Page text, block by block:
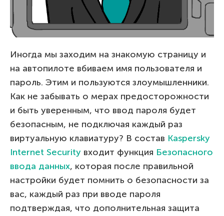
Иногда мы заходим на знакомую страницу и
на автопилоте вбиваем имя пользователя и
пароль. Этим и пользуются злоумышленники.
Как не забывать о мерах предосторожности
и быть уверенным, что ввод пароля будет
безопасным, не подключая каждый раз
виртуальную клавиатуру? В состав Kaspersky
Internet Security входит функция Безопасного
ввода данных, которая после правильной
настройки будет помнить о безопасности за
вас, каждый раз при вводе пароля
подтверждая, что дополнительная защита